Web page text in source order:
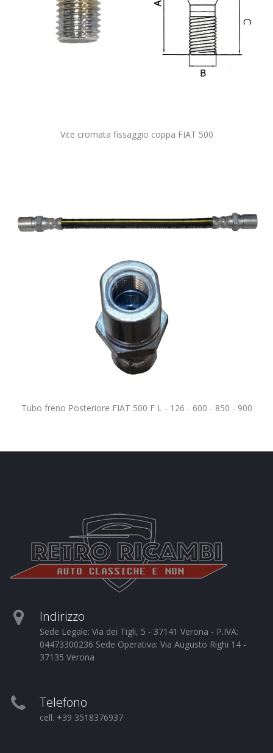
Vite cromata fissaggio coppa FIAT 500
Tubo freno Posteriore FIAT 500 F L - 126 - 600 - 850 - 900
Indirizzo
Sede Legale: Via dei Tigli, 5 - 37141 Verona - P.IVA:
04473300236 Sede Operativa: Via Augusto Righi 14 -
37135 Verona
Telefono
cell. +39 3518376937